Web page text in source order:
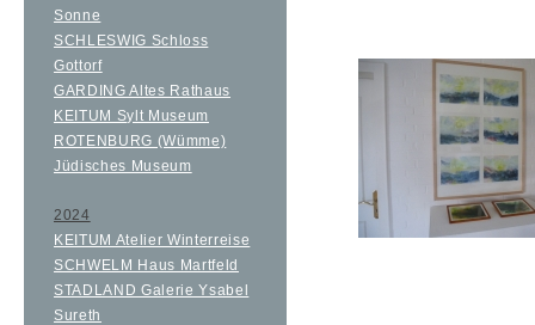
Sonne
SCHLESWIG Schloss
Gottorf
GARDING Altes Rathaus
KEITUM Sylt Museum
ROTENBURG (Wümme)
Jüdisches Museum
2024
KEITUM Atelier Winterreise
SCHWELM Haus Martfeld
STADLAND Galerie Ysabel
Sureth